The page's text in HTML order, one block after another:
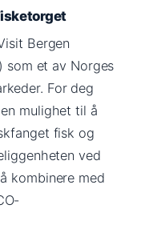
Bergen
som et av Norges
For deg
mulighet til å
fisk og
ved
kombinere med